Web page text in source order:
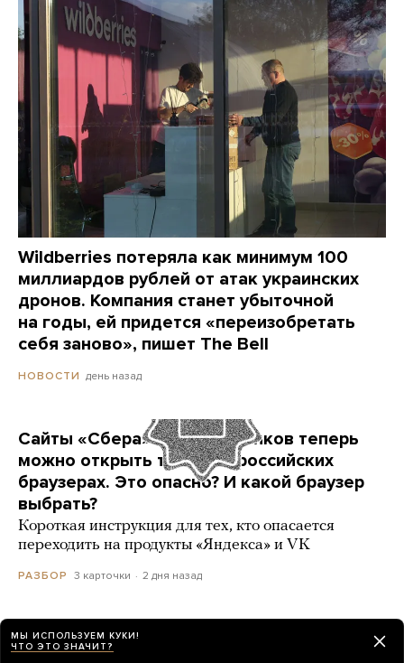
Wildberries потеряла как минимум 100
миллиардов рублей от атак украинских
дронов. Компания станет убыточной
на годы, ей придется «переизобретать
себя заново», пишет The Bell
НОВОСТИ день назад
Сайты «Сбера» и других банков теперь
можно открыть только в российских
браузерах. Это опасно? И какой браузер
выбрать?
Короткая инструкция для тех, кто опасается
переходить на продукты «Яндекса» и VK
РАЗБОР 3 карточки 2 дня назад
МЫ ИСПОЛЬЗУЕМ КУКИ!
ЧТО ЭТО ЗНАЧИТ?